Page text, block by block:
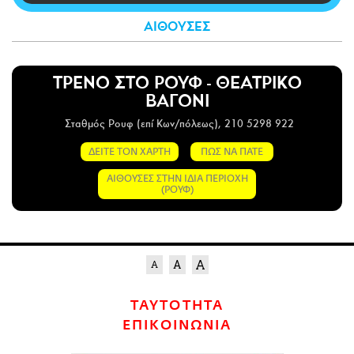
CITY GUIDE
ΑΙΘΟΥΣΕΣ
ΤΡΕΝΟ ΣΤΟ ΡΟΥΦ - ΘΕΑΤΡΙΚΟ
ΒΑΓΟΝΙ
Σταθμός Ρουφ (επί Κων/πόλεως), 210 5298 922
ΔΕΙΤΕ ΤΟΝ ΧΑΡΤΗ ΠΩΣ ΝΑ ΠΑΤΕ
ΑΙΘΟΥΣΕΣ ΣΤΗΝ ΙΔΙΑ ΠΕΡΙΟΧΗ
(ΡΟΥΦ)
ΤΑΥΤΟΤΗΤΑ
ΕΠΙΚΟΙΝΩΝΙΑ